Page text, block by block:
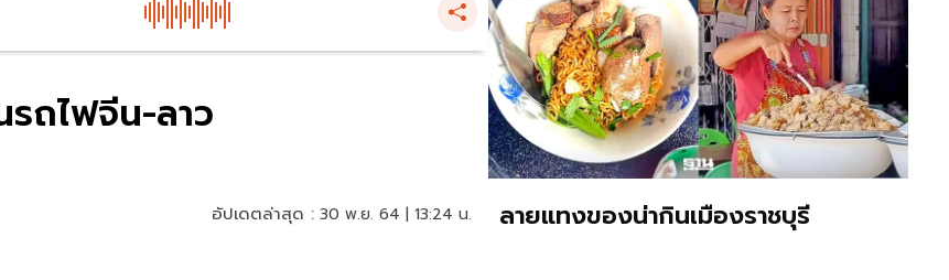
ถไฟจีน-ลาว
อัปเดตล่าสุด : 30 พ.ย. 64 | 13:24 น. ลายแทงของน่ากินเมืองราชบุรี